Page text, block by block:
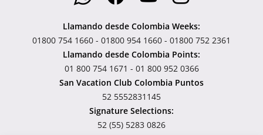
Llamando desde Colombia Weeks:
01800 754 1660 - 01800 954 1660 - 01800 752 2361
Llamando desde Colombia Points:
01 800 754 1671 - 01 800 952 0366
San Vacation Club Colombia Puntos
52 5552831145
Signature Selections:
52 (55) 5283 0826